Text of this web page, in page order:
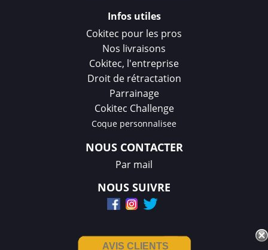
Infos utiles
Cokitec pour les pros
Nos livraisons
Cokitec, l'entreprise
Droit de rétractation
Parrainage
Cokitec Challenge
Coque personnalisee
NOUS CONTACTER
Par mail
NOUS SUIVRE
AVIS CLIENTS